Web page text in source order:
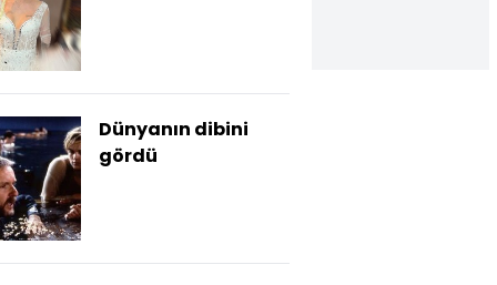
Dünyanın dibini
gördü